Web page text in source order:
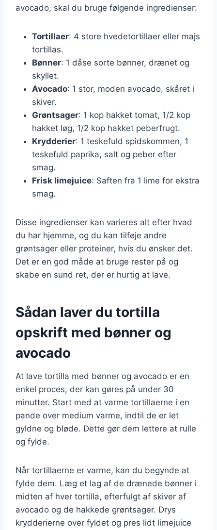
avocado, skal du bruge følgende ingredienser:
Tortillaer: 4 store hvedetortillaer eller majs
tortillas.
Bønner: 1 dåse sorte bønner, drænet og
skyllet.
Avocado: 1 stor, moden avocado, skåret i
skiver.
Grøntsager: 1 kop hakket tomat, 1/2 kop
hakket løg, 1/2 kop hakket peberfrugt.
Krydderier: 1 teskefuld spidskommen, 1
teskefuld paprika, salt og peber efter
smag.
Frisk limejuice: Saften fra 1 lime for ekstra
smag.
Disse ingredienser kan varieres alt efter hvad
du har hjemme, og du kan tilføje andre
grøntsager eller proteiner, hvis du ønsker det.
Det er en god måde at bruge rester på og
skabe en sund ret, der er hurtig at lave.
Sådan laver du tortilla
opskrift med bønner og
avocado
At lave tortilla med bønner og avocado er en
enkel proces, der kan gøres på under 30
minutter. Start med at varme tortillaerne i en
pande over medium varme, indtil de er let
gyldne og bløde. Dette gør dem lettere at rulle
og fylde.
Når tortillaerne er varme, kan du begynde at
fylde dem. Læg et lag af de drænede bønner i
midten af hver tortilla, efterfulgt af skiver af
avocado og de hakkede grøntsager. Drys
krydderierne over fyldet og pres lidt limejuice